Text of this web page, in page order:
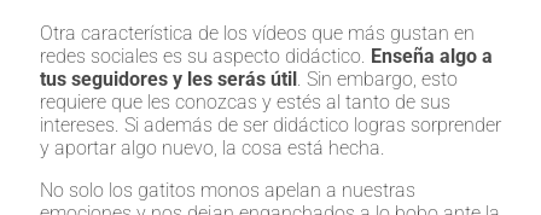
Otra característica de los vídeos que más gustan en
redes sociales es su aspecto didáctico. Enseña algo a
tus seguidores y les serás útil. Sin embargo, esto
requiere que les conozcas y estés al tanto de sus
intereses. Si además de ser didáctico logras sorprender
y aportar algo nuevo, la cosa está hecha.
No solo los gatitos monos apelan a nuestras